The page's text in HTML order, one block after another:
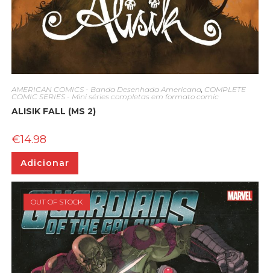
AMERICAN COMICS - Banda Desenhada Americana, COMPLETE
COMIC SERIES - Mini séries completas em formato comic
ALISIK FALL (MS 2)
€14.98
Adicionar
OUT OF STOCK